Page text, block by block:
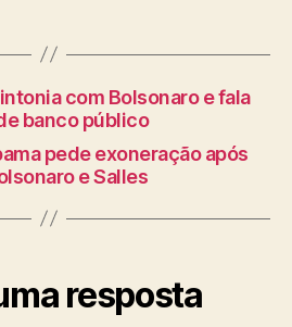
com Bolsonaro e fala
banco público
pede exoneração após
e Salles
resposta